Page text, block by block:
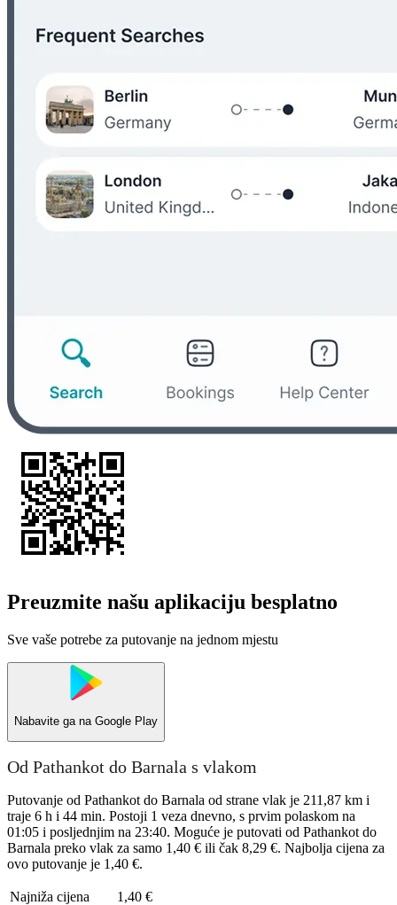
Preuzmite našu aplikaciju besplatno
Sve vaše potrebe za putovanje na jednom mjestu
Nabavite ga na Google Play
Od Pathankot do Barnala s vlakom
Putovanje od Pathankot do Barnala od strane vlak je 211,87 km i
traje 6 h i 44 min. Postoji 1 veza dnevno, s prvim polaskom na
01:05 i posljednjim na 23:40. Moguće je putovati od Pathankot do
Barnala preko vlak za samo 1,40 € ili čak 8,29 €. Najbolja cijena za
ovo putovanje je 1,40 €.
Najniža cijena
1,40 €